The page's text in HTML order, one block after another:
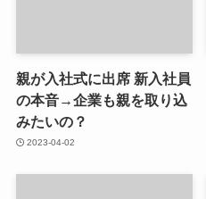
親が入社式に出席 新入社員
の本音→企業も親を取り込
みたいの？
2023-04-02